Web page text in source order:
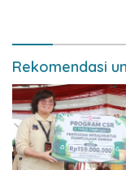
depan sudah ada di
Rekomendasi